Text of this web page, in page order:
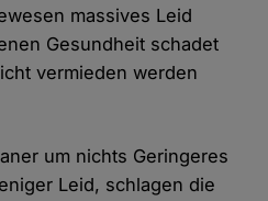
massives Leid
Gesundheit schadet
vermieden werden
um nichts Geringeres
Leid, schlagen die